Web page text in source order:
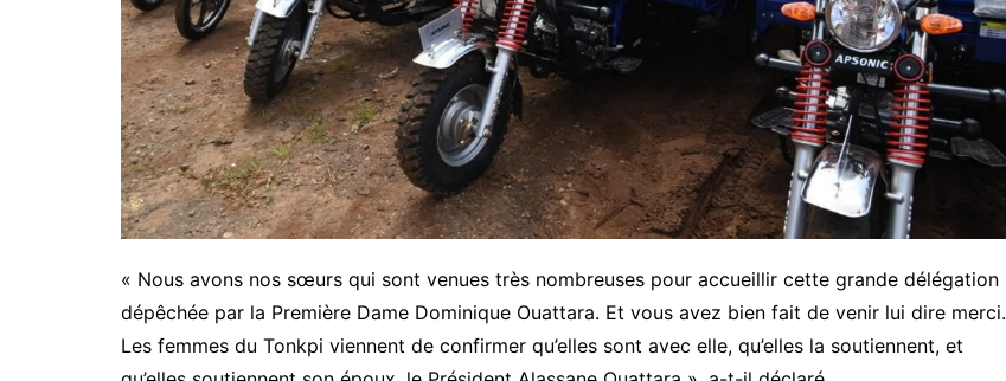
« Nous avons nos sœurs qui sont venues très nombreuses pour accueillir cette grande délégation
dépêchée par la Première Dame Dominique Ouattara. Et vous avez bien fait de venir lui dire merci.
Les femmes du Tonkpi viennent de confirmer qu’elles sont avec elle, qu’elles la soutiennent, et